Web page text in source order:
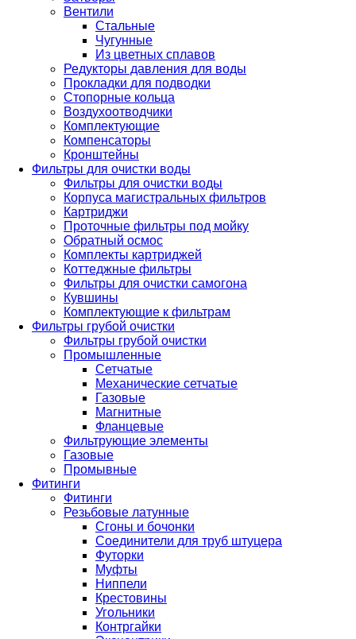
Вентили
Стальные
Чугунные
Из цветных сплавов
Редукторы давления для воды
Прокладки для подводки
Стопорные кольца
Воздухоотводчики
Комплектующие
Компенсаторы
Кронштейны
Фильтры для очистки воды
Фильтры для очистки воды
Корпуса магистральных фильтров
Картриджи
Проточные фильтры под мойку
Обратный осмос
Комплекты картриджей
Коттеджные фильтры
Фильтры для очистки самогона
Кувшины
Комплектующие к фильтрам
Фильтры грубой очистки
Фильтры грубой очистки
Промышленные
Сетчатые
Механические сетчатые
Газовые
Магнитные
Фланцевые
Фильтрующие элементы
Газовые
Промывные
Фитинги
Фитинги
Резьбовые латунные
Сгоны и бочонки
Соединители для труб штуцера
Футорки
Муфты
Ниппели
Крестовины
Угольники
Контргайки